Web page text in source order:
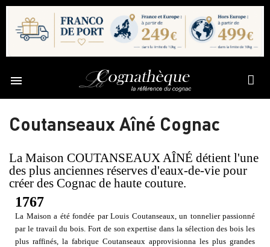

Coutanseaux Aîné Cognac
La Maison COUTANSEAUX AÎNÉ détient l'une
des plus anciennes réserves d'eaux-de-vie pour
créer des Cognac de haute couture.
1767
La Maison a été fondée par Louis Coutanseaux, un tonnelier passionné
par le travail du bois. Fort de son expertise dans la sélection des bois les
plus raffinés, la fabrique Coutanseaux approvisionna les plus grandes